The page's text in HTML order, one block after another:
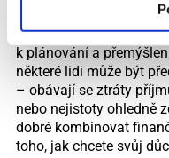
přípravě na důchod je
nakládat s financemi,
k plánování a
některé lidi může být
– obávají se ztráty
nebo nejistoty ohledně
dobré kombinovat
toho, jak chcete svůj